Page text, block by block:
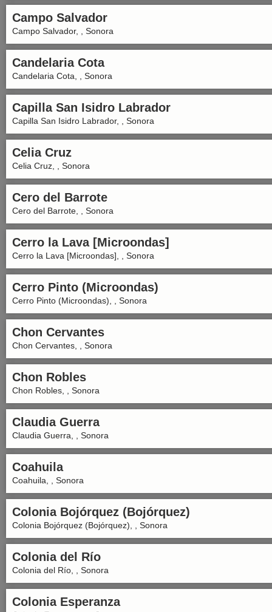
Campo Salvador
Campo Salvador, , Sonora
Candelaria Cota
Candelaria Cota, , Sonora
Capilla San Isidro Labrador
Capilla San Isidro Labrador, , Sonora
Celia Cruz
Celia Cruz, , Sonora
Cero del Barrote
Cero del Barrote, , Sonora
Cerro la Lava [Microondas]
Cerro la Lava [Microondas], , Sonora
Cerro Pinto (Microondas)
Cerro Pinto (Microondas), , Sonora
Chon Cervantes
Chon Cervantes, , Sonora
Chon Robles
Chon Robles, , Sonora
Claudia Guerra
Claudia Guerra, , Sonora
Coahuila
Coahuila, , Sonora
Colonia Bojórquez (Bojórquez)
Colonia Bojórquez (Bojórquez), , Sonora
Colonia del Río
Colonia del Río, , Sonora
Colonia Esperanza